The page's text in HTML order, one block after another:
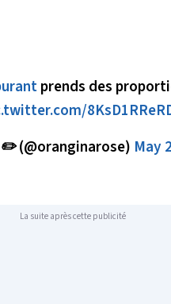
prends des
(@oranginarose) May
La suite après cette publicité